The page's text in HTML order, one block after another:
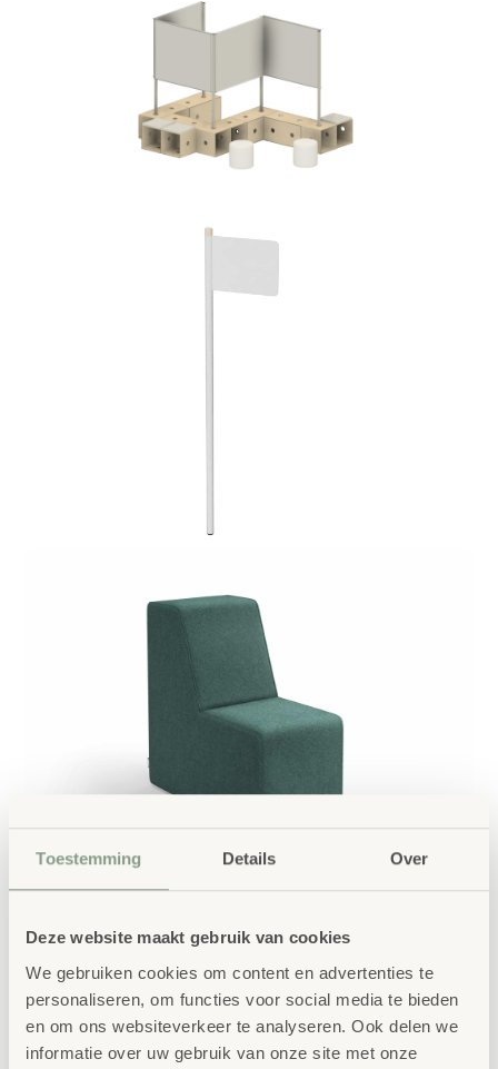
Toestemming Details Over
Deze website maakt gebruik van cookies
We gebruiken cookies om content en advertenties te
personaliseren, om functies voor social media te bieden
en om ons websiteverkeer te analyseren. Ook delen we
informatie over uw gebruik van onze site met onze